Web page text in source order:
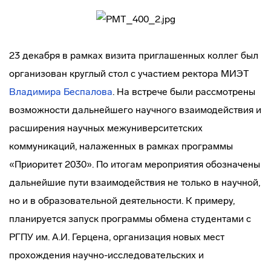
23 декабря в рамках визита приглашенных коллег был
организован круглый стол с участием ректора МИЭТ
Владимира Беспалова. На встрече были рассмотрены
возможности дальнейшего научного взаимодействия и
расширения научных межуниверситетских
коммуникаций, налаженных в рамках программы
«Приоритет 2030». По итогам мероприятия обозначены
дальнейшие пути взаимодействия не только в научной,
но и в образовательной деятельности. К примеру,
планируется запуск программы обмена студентами с
РГПУ им. А.И. Герцена, организация новых мест
прохождения научно-исследовательских и